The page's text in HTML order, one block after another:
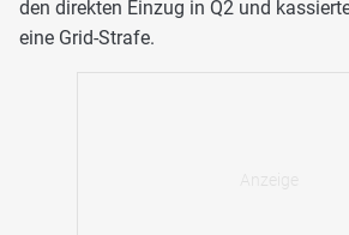
den direkten Einzug in Q2 und
eine Grid-Strafe.